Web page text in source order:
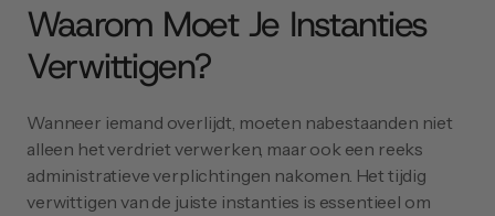
Waarom Moet Je Instanties
Verwittigen?
Wanneer iemand overlijdt, moeten nabestaanden niet
alleen het verdriet verwerken, maar ook een reeks
administratieve verplichtingen nakomen. Het tijdig
verwittigen van de juiste instanties is essentieel om